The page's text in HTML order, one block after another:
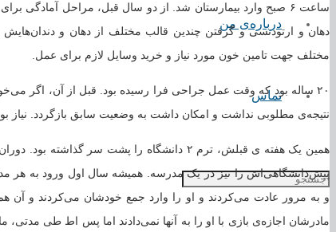
درباره‌ی من
تماس
ساعت ۶ صبح وارد بیمارستان شد. از دو سال قبل، مراحل
دهان و ارتودنسی و گرفتن چندین قالب مختلف از دهان و
مختلف جهت تامین خون مورد نیاز و خرید وسایل لازم برای عمل.
۲۰ ساله بود که وقت عمل جراحی فرا رسیده بود. قبل از آن، اگر
نتیجه‌ی مطلوبی نداشت و امکان داشت به وضعیت سابق بازگردد.
همین یک هفته ی قبلش، ترم ۲ دانشگاه را پشت سر
پیش‌دانشگاهی‌اش را نیز در یک مدرسه. همیشه سال اول ورود به هر
و به مرور عادت می‌کردند و او را وارد جمع خودشان می‌کردند و آن
مادرشان اجازه‌ی بازی با او را به آنها نمی‌دادند اما پس اط طی مدتی،